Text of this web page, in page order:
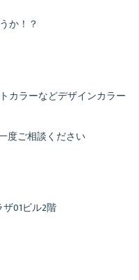
か！？
カラーなどデザインカラー
度ご相談ください
01ビル2階